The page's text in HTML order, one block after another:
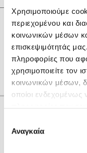
Χρησιμοποιούμε
περιεχομένου και
κοινωνικών μέσων
επισκεψιμότητάς
πληροφορίες που
χρησιμοποιείτε τον
κοινωνικών μέσων,
οποίοι ενδεχομένως
των υπηρεσιών τους.
την ιστοσελίδα
συγκατάθεσης
Αναγκαία
Δημοφιλή Βιβλία
Lidia
Το
Αποτελέσματα
R T Ζ Θ
Υ
Φ